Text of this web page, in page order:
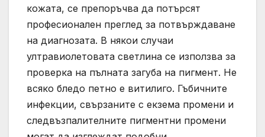
кожата, се препоръчва да потърсят
професионален преглед за потвърждаване
на диагнозата. В някои случаи
ултравиолетовата светлина се използва за
проверка на пълната загуба на пигмент. Не
всяко бледо петно ​​е витилиго. Гъбичните
инфекции, свързаните с екзема промени и
следвъзпалителните пигментни промени